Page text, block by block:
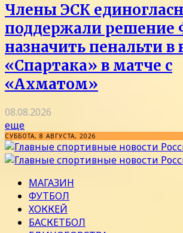
Члены ЭСК
поддержали решение
назначить пенальти в
«Спартака» в матче с
«Ахматом»
08.08.2026
еще
СУББОТА, 8 АВГУСТА, 2026
МАГАЗИН
ФУТБОЛ
ХОККЕЙ
БАСКЕТБОЛ